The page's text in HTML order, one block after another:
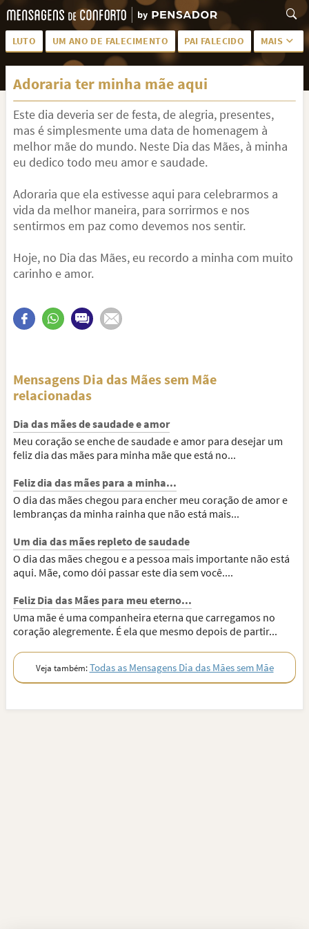
LUTO UM ANO DE FALECIMENTO PAI FALECIDO MAIS
LUTO PARA AMIGA PALAVRAS
PÊSAMES PARA AMIGA DESCANSE EM PAZ
MEUS SENTIMENTOS PÊSAMES PARA AMIGO
FRASES DE LUTO PARA AMIGO FIM DE NAMORO
TODAS AS CATEGORIAS
Adoraria ter minha mãe aqui
Este dia deveria ser de festa, de alegria, presentes,
mas é simplesmente uma data de homenagem à
melhor mãe do mundo. Neste Dia das Mães, à minha
eu dedico todo meu amor e saudade.
Adoraria que ela estivesse aqui para celebrarmos a
vida da melhor maneira, para sorrirmos e nos
sentirmos em paz como devemos nos sentir.
Hoje, no Dia das Mães, eu recordo a minha com muito
carinho e amor.
Mensagens Dia das Mães sem Mãe
relacionadas
Dia das mães de saudade e amor
Meu coração se enche de saudade e amor para desejar um
feliz dia das mães para minha mãe que está no...
Feliz dia das mães para a minha...
O dia das mães chegou para encher meu coração de amor e
lembranças da minha rainha que não está mais...
Um dia das mães repleto de saudade
O dia das mães chegou e a pessoa mais importante não está
aqui. Mãe, como dói passar este dia sem você....
Feliz Dia das Mães para meu eterno...
Uma mãe é uma companheira eterna que carregamos no
coração alegremente. É ela que mesmo depois de partir...
Veja também:Todas as Mensagens Dia das Mães sem Mãe